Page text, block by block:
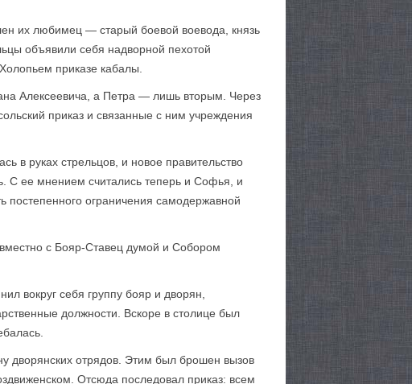
их любимец — старый боевой воевода, князь
объявили себя надворной пехотой
приказе кабалы.
Алексеевича, а Петра — лишь вторым. Через
приказ и связанные с ним учреждения
в руках стрельцов, и новое правительство
С ее мнением считались теперь и Софья, и
постепенного ограничения самодержавной
с Бояр-Ставец думой и Собором
вокруг себя группу бояр и дворян,
должности. Вскоре в столице был
дворянских отрядов. Этим был брошен вызов
Отсюда последовал приказ: всем